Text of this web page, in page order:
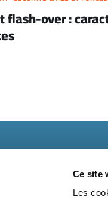
Ce site
Les
flash-over :